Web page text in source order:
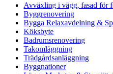
Avväxling i vägg, fasad för
Byggrenovering
Bygga Relaxavdelning &
Köksbyte
Badrumsrenovering
Takomläggning
Trädgårdsanläggning
Byggnationer